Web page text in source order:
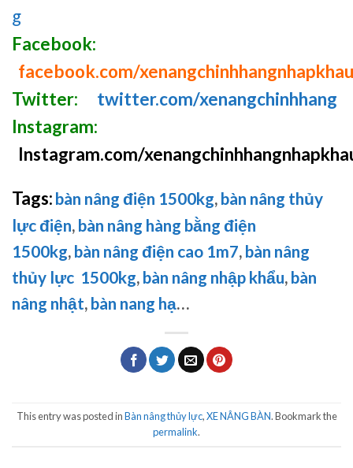
g
Facebook:
facebook.com/xenangchinhhangnhapkhau
Twitter:
twitter.com/xenangchinhhang
Instagram:
Instagram.com/
Tags: bàn nâng điện 1500kg, bàn nâng thủy
lực điện, bàn nâng hàng bằng điện
1500kg, bàn nâng điện cao 1m7, bàn nâng
thủy lực 1500kg, bàn nâng nhập khẩu, bàn
nâng nhật, bàn nang hạ…
This entry was posted inBàn nâng thủy lực,XE NÂNG BÀN. Bookmark the
permalink.